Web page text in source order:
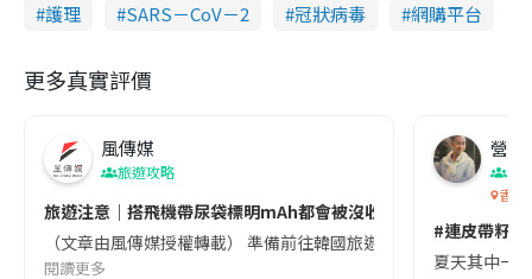
護理
SARS－CoV－2 冠狀病毒 網購平台
更多真實評價
風傳媒
旅遊攻略
旅遊注意｜搭飛機帶尿袋標明mAh都會被沒收😱出發前切記檢查
（文章由風傳媒授權轉載） 準備前往韓國旅遊的民眾，近期要
閱讀更多
營養
香港
#連皮帶籽
夏天其中一